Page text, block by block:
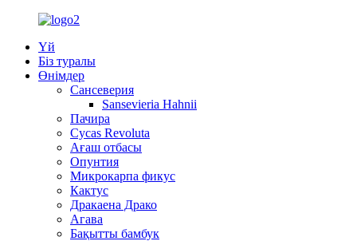
Үй
Біз туралы
Өнімдер
Сансеверия
Sansevieria Hahnii
Пачира
Cycas Revoluta
Ағаш отбасы
Опунтия
Микрокарпа фикус
Кактус
Дракаена Драко
Агава
Бақытты бамбук